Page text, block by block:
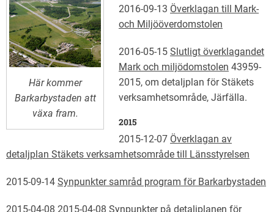
Här kommer
Barkarbystaden att
växa fram.
2016-09-13 Överklagan till Mark-
och Miljööverdomstolen
2016-05-15 Slutligt överklagandet
Mark och miljödomstolen 43959-
2015, om detaljplan för Stäkets
verksamhetsområde, Järfälla.
2015
2015-12-07 Överklagan av
detaljplan Stäkets verksamhetsområde till Länsstyrelsen
2015-09-14 Synpunkter samråd program för Barkarbystaden
2015-04-08 2015-04-08 Synpunkter på detaljplanen för